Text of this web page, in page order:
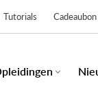
Tutorials Cadeaubon